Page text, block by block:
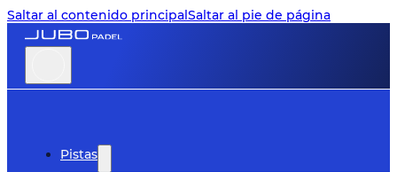
Saltar al contenido principalSaltar al pie de página
Pistas